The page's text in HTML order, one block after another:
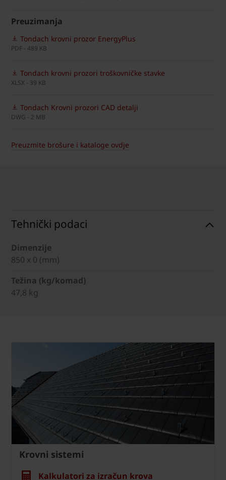
Preuzimanja
Tondach krovni prozor EnergyPlus
PDF - 489 KB
Tondach krovni prozori troškovničke stavke
XLSX - 39 KB
Tondach Krovni prozori CAD detalji
DWG - 2 MB
Preuzmite brošure i kataloge ovdje
Tehnički podaci
Dimenzije
850 x 0 (mm)
Težina (kg/komad)
47,8 kg
Krovni sistemi
Kalkulatori za izračun krova